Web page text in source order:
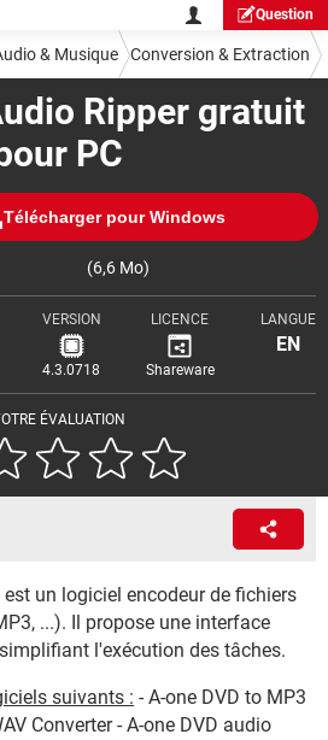
Question
Ripper gratuit
PC
Télécharger pour Windows
(6,6 Mo)
ÉVALUATION
VERSION
4.3.0718
LICENCE
Shareware
LANGUE
EN
& Musique Conversion & Extraction
est un logiciel encodeur de fichiers
...). Il propose une interface
l'exécution des tâches.
suivants : - A-one DVD to MP3
Converter - A-one DVD audio